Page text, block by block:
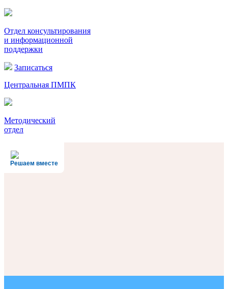
Отдел консультирования
и информационной
поддержки
Записаться
Центральная ПМПК
Методический
отдел
Решаем вместе